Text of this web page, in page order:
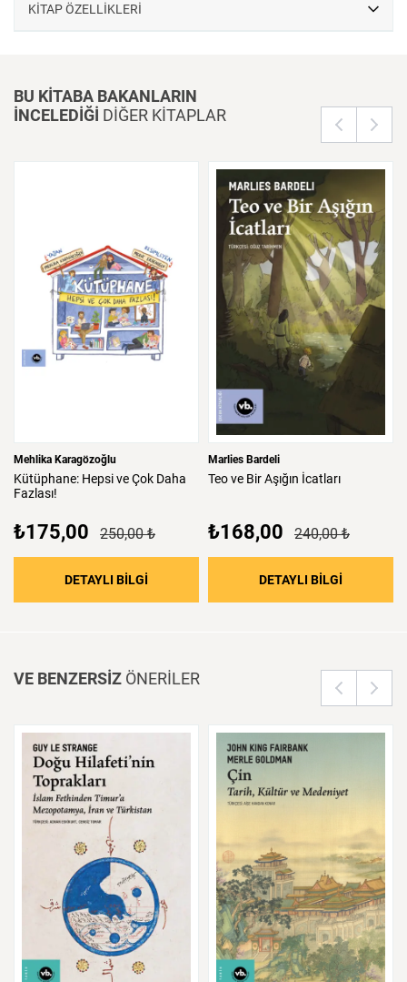
KİTAP ÖZELLİKLERİ
BU KİTABA BAKANLARIN
İNCELEDİĞİ DİĞER KİTAPLAR
Mehlika Karagözoğlu
Kütüphane: HepsiveÇok Daha
Fazlası!
₺175,00 250,00 ₺
DETAYLI BİLGİ : Kütüphane: Hepsi ve Çok Daha Fazlası!
Marlies Bardeli
Teove BirAşığın İcatları
₺168,00 240,00 ₺
DETAYLI BİLGİ
VE BENZERSİZ ÖNERİLER